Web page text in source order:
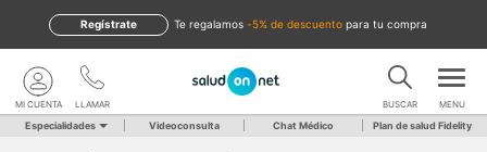
te regalamos -5% de descuento para tu compra
Regístrate
LLAMAR
MI CUENTA BUSCAR MENU
Especialidades Videoconsulta Chat Médico Plan de salud Fidelity